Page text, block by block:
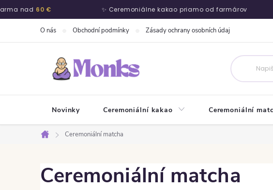
nad60 € ✨ Ceremoniálne kakao priamo od farmárov
O nás Obchodní podmínky Zásady ochrany osobních údajů Ako
Novinky Ceremoniální kakao Ceremoniální
Domů
Ceremoniální matcha
Ceremoniální matcha